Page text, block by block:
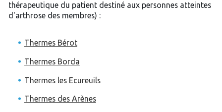
thérapeutique du patient destiné aux personnes atteintes
d'arthrose des membres) :
Thermes Bérot
Thermes Borda
Thermes les Ecureuils
Thermes des Arènes